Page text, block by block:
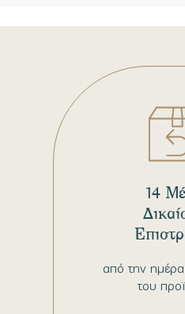
από την
του
14